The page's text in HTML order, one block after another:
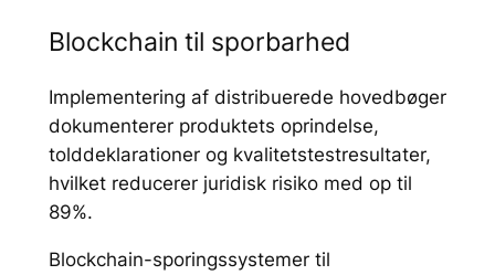
Blockchain til sporbarhed
Implementering af distribuerede hovedbøger
dokumenterer produktets oprindelse,
tolddeklarationer og kvalitetstestresultater,
hvilket reducerer juridisk risiko med op til
89%.
Blockchain-sporingssystemer til